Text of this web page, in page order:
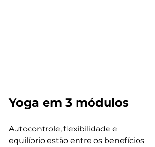
Yoga em 3 módulos
Autocontrole, flexibilidade e
equilíbrio estão entre os benefícios